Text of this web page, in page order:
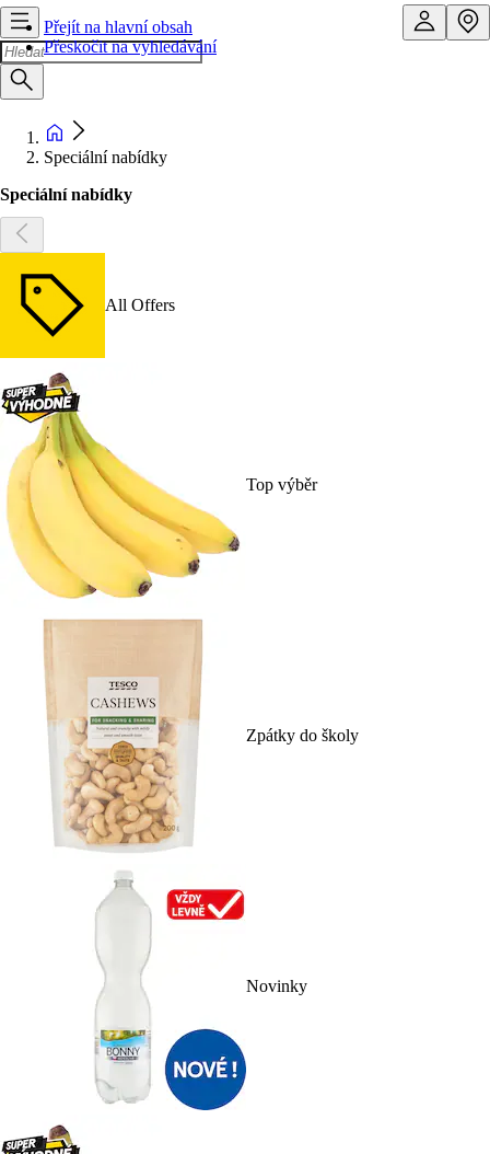
Přejít na hlavní obsah
Přeskočit na vyhledávání
Speciální nabídky
Speciální nabídky
All Offers
Top výběr
Zpátky do školy
Novinky